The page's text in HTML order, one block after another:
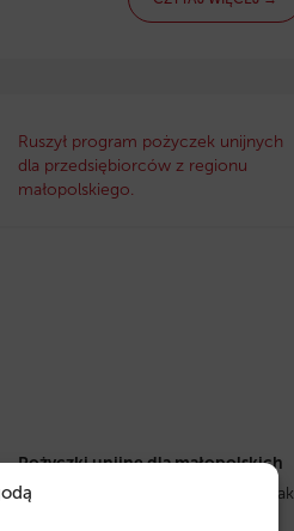
Ruszył program pożyczek unijnych
dla przedsiębiorców z regionu
małopolskiego.
Pożyczki unijne dla małopolskich
przedsiębiorców
– dowiedz się, jak